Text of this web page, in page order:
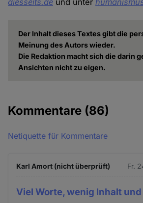
diesseits.de und unter
Der Inhalt dieses Textes gibt die
Meinung des Autors wieder.
Die Redaktion macht sich die darin
Ansichten nicht zu eigen.
Kommentare (86)
Netiquette für Kommentare
Karl Amort (nicht überprüft) Fr.
Viel Worte, wenig Inhalt und